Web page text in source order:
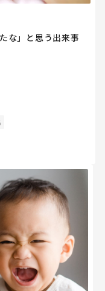
な」と思う出来事